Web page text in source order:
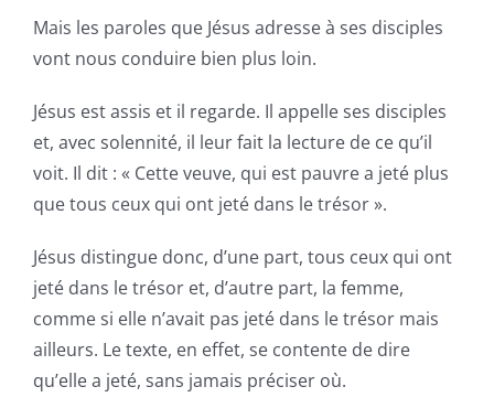
Mais les paroles que Jésus adresse à ses disciples
vont nous conduire bien plus loin.
Jésus est assis et il regarde. Il appelle ses disciples
et, avec solennité, il leur fait la lecture de ce qu’il
voit. Il dit : « Cette veuve, qui est pauvre a jeté plus
que tous ceux qui ont jeté dans le trésor ».
Jésus distingue donc, d’une part, tous ceux qui ont
jeté dans le trésor et, d’autre part, la femme,
comme si elle n’avait pas jeté dans le trésor mais
ailleurs. Le texte, en effet, se contente de dire
qu’elle a jeté, sans jamais préciser où.